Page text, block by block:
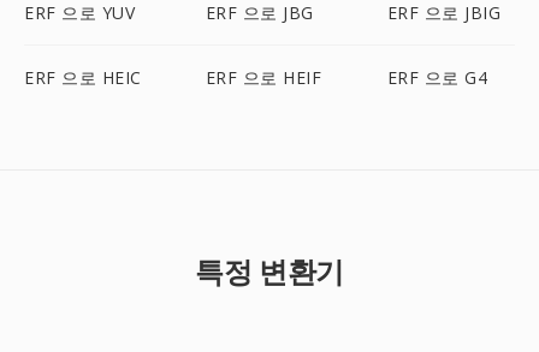
ERF 으로 YUV ERF 으로 JBG ERF 으로 JBIG
ERF 으로 HEIC ERF 으로 HEIF ERF 으로 G4
특정 변환기